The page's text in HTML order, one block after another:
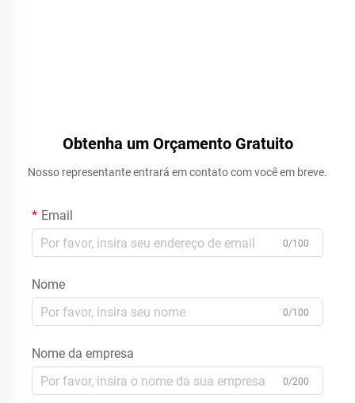
Obtenha um Orçamento Gratuito
Nosso representante entrará em contato com você em breve.
Email
0/100
Nome
0/100
Nome da empresa
0/200